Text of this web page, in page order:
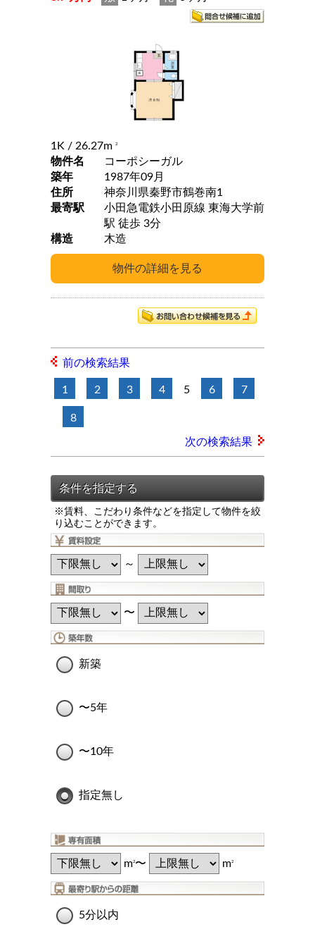
1K / 26.27m 2
物件名
コーポシーガル
築年
1987年09月
住所
神奈川県秦野市鶴巻南1
最寄駅
小田急電鉄小田原線 東海大学前
駅 徒歩 3分
構造
木造
前の検索結果
1 2 3 4 5 6 7
8
次の検索結果
※賃料、こだわり条件などを指定して物件を絞
り込むことができます。
～
〜
新築
〜5年
〜10年
指定無し
m2〜 m2
5分以内